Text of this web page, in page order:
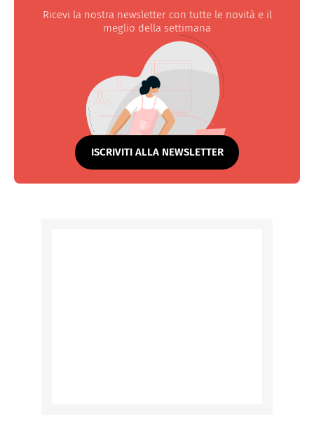
Ricevi la nostra newsletter con tutte le novità e il
meglio della settimana
ISCRIVITI ALLA NEWSLETTER